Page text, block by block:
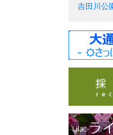
吉田川公